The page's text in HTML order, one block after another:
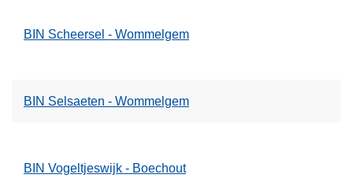
BIN Scheersel - Wommelgem
BIN Selsaeten - Wommelgem
BIN Vogeltjeswijk - Boechout